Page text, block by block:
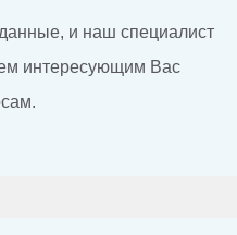
и наш специалист
интересующим Вас